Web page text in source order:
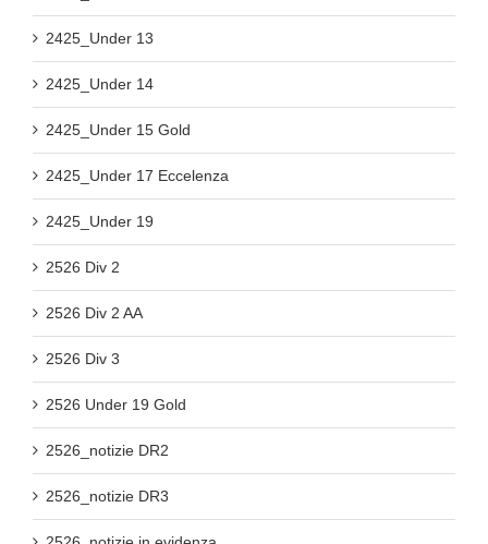
2425_Under 13
2425_Under 14
2425_Under 15 Gold
2425_Under 17 Eccelenza
2425_Under 19
2526 Div 2
2526 Div 2 AA
2526 Div 3
2526 Under 19 Gold
2526_notizie DR2
2526_notizie DR3